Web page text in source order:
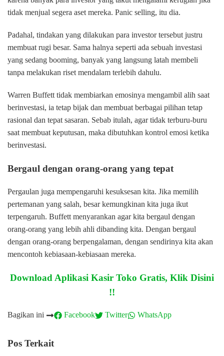
tidak menjual segera aset mereka. Panic selling, itu dia.
Padahal, tindakan yang dilakukan para investor tersebut justru
membuat rugi besar. Sama halnya seperti ada sebuah investasi
yang sedang booming, banyak yang langsung latah membeli
tanpa melakukan riset mendalam terlebih dahulu.
Warren Buffett tidak membiarkan emosinya mengambil alih saat
berinvestasi, ia tetap bijak dan membuat berbagai pilihan tetap
rasional dan tepat sasaran. Sebab itulah, agar tidak terburu-buru
saat membuat keputusan, maka dibutuhkan kontrol emosi ketika
berinvestasi.
Bergaul dengan orang-orang yang tepat
Pergaulan juga mempengaruhi kesuksesan kita. Jika memilih
pertemanan yang salah, besar kemungkinan kita juga ikut
terpengaruh. Buffett menyarankan agar kita bergaul dengan
orang-orang yang lebih ahli dibanding kita. Dengan bergaul
dengan orang-orang berpengalaman, dengan sendirinya kita akan
mencontoh kebiasaan-kebiasaan mereka.
Download Aplikasi Kasir Toko Gratis, Klik Disini
!!
Bagikan ini Facebook Twitter WhatsApp
Pos Terkait